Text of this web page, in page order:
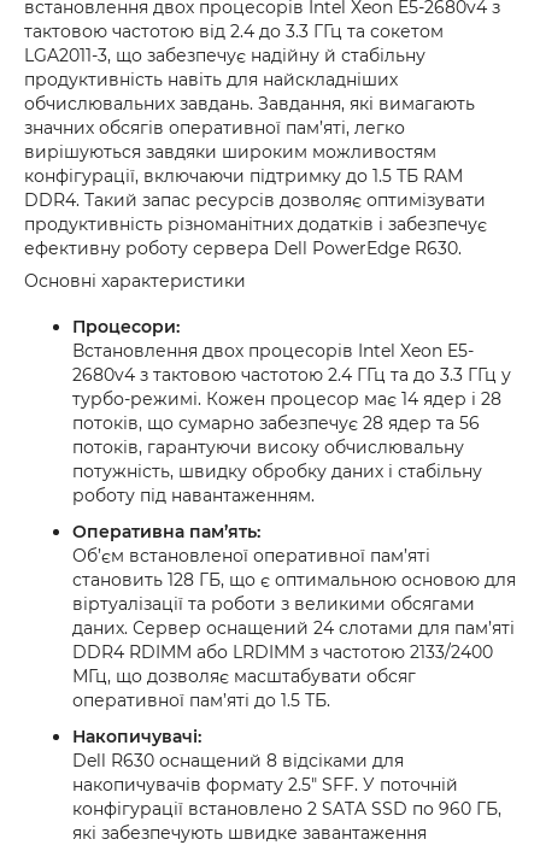
встановлення двох процесорів Intel Xeon E5-2680v4 з
тактовою частотою від 2.4 до 3.3 ГГц та сокетом
LGA2011-3, що забезпечує надійну й стабільну
продуктивність навіть для найскладніших
обчислювальних завдань. Завдання, які вимагають
значних обсягів оперативної пам’яті, легко
вирішуються завдяки широким можливостям
конфігурації, включаючи підтримку до 1.5 ТБ RAM
DDR4. Такий запас ресурсів дозволяє оптимізувати
продуктивність різноманітних додатків і забезпечує
ефективну роботу сервера Dell PowerEdge R630.
Основні характеристики
Процесори:
Встановлення двох процесорів Intel Xeon E5-
2680v4 з тактовою частотою 2.4 ГГц та до 3.3 ГГц у
турбо-режимі. Кожен процесор має 14 ядер і 28
потоків, що сумарно забезпечує 28 ядер та 56
потоків, гарантуючи високу обчислювальну
потужність, швидку обробку даних і стабільну
роботу під навантаженням.
Оперативна пам’ять:
Об’єм встановленої оперативної пам’яті
становить 128 ГБ, що є оптимальною основою для
віртуалізації та роботи з великими обсягами
даних. Сервер оснащений 24 слотами для пам’яті
DDR4 RDIMM або LRDIMM з частотою 2133/2400
МГц, що дозволяє масштабувати обсяг
оперативної пам’яті до 1.5 ТБ.
Накопичувачі:
Dell R630 оснащений 8 відсіками для
накопичувачів формату 2.5" SFF. У поточній
конфігурації встановлено 2 SATA SSD по 960 ГБ,
які забезпечують швидке завантаження